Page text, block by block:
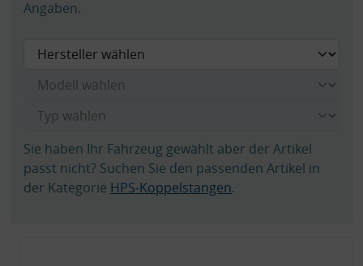
Angaben.
Sie haben Ihr Fahrzeug gewählt aber der Artikel
passt nicht? Suchen Sie den passenden Artikel in
der Kategorie HPS-Koppelstangen.